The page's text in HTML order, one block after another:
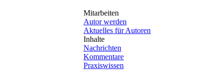
Mitarbeiten
Autor werden
Aktuelles für Autoren
Inhalte
Nachrichten
Kommentare
Praxiswissen